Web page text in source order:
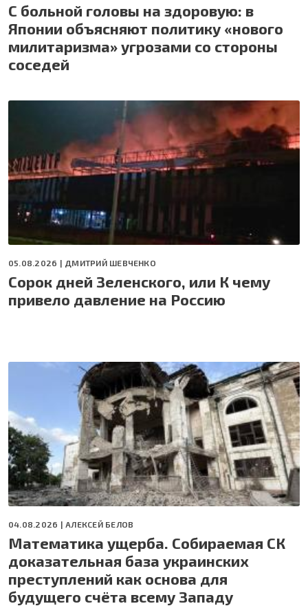
С больной головы на здоровую: в
Японии объясняют политику «нового
милитаризма» угрозами со стороны
соседей
05.08.2026 | ДМИТРИЙ ШЕВЧЕНКО
Сорок дней Зеленского, или К чему
привело давление на Россию
04.08.2026 | АЛЕКСЕЙ БЕЛОВ
Математика ущерба. Собираемая СК
доказательная база украинских
преступлений как основа для
будущего счёта всему Западу